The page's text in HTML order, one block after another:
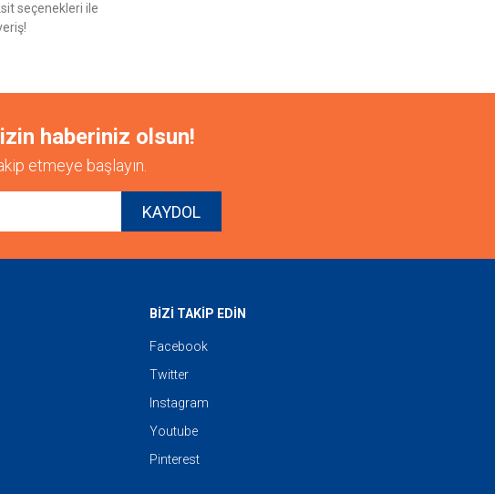
seçenekleri ile
haberiniz olsun!
etmeye başlayın.
KAYDOL
BİZİ TAKİP EDİN
Facebook
Twitter
Instagram
Youtube
Pinterest